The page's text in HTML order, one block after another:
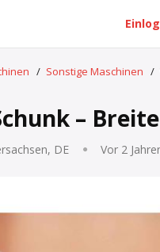
/ Sonstige Maschinen /
–
DE Vor 2